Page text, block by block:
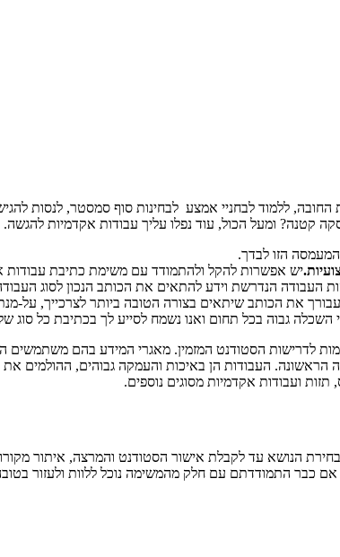
החובה, ללמוד לבחניי אמצע לבחינות סוף סמסטר, לנסות
קטנה? ומעל הכול, עוד נפלו עליך עבודות אקדמיות להגשה.
הזו לבדך.
יש אפשרות להקל ולהתמודד עם משימת כתיבת עבודות
הנדרשת וידע להתאים את הכותב הנכון לסוג
את הכותב שיתאים בצורה הטובה ביותר לצרכייך, על-
השכלה גבוה בכל תחום ואנו נשמח לסייע לך בכתיבת כל
לדרישות הסטודנט המזמין. מאגרי המידע בהם
העבודות הן באיכות והעמקה גבוהים, ההולמים את
תזות ועבודות אקדמיות מסוגים נוספים.
הנושא עד לקבלת אישור הסטודנט והמרצה, איתור
כבר התמודדתם עם חלק מהמשימה נוכל ללוות ולעזור